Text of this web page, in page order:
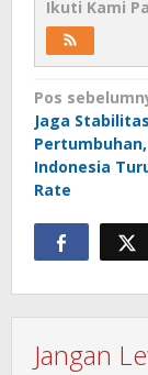
Ikuti Kami
pos
Pos
Jaga
Indonesia
Rate
Jangan